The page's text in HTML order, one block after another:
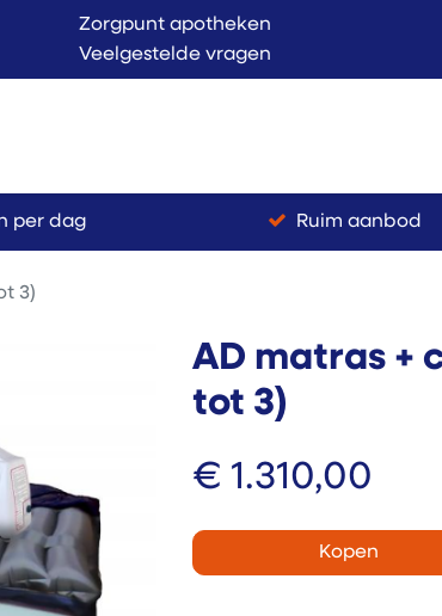
Zorgpunt apotheken
Veelgestelde vragen
per dag Ruim aanbod
3)
AD matras +
tot 3)
€ 1.310,00
Kopen